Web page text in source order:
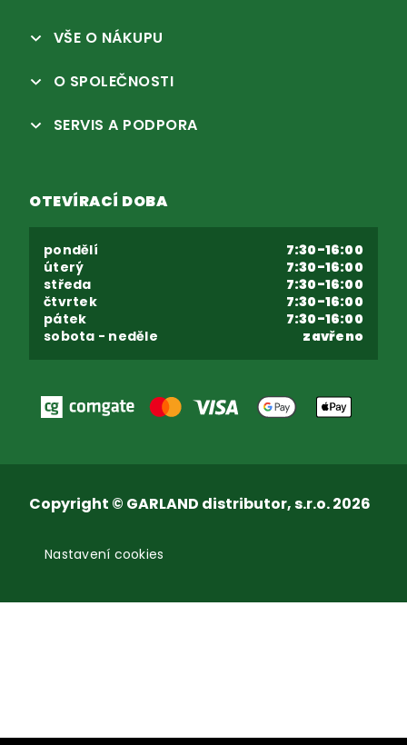
VŠE O NÁKUPU
O SPOLEČNOSTI
SERVIS A PODPORA
OTEVÍRACÍ DOBA
pondělí
7:30-16:00
úterý
7:30-16:00
středa
7:30-16:00
čtvrtek
7:30-16:00
pátek
7:30-16:00
sobota - neděle
zavřeno
Copyright © GARLAND distributor, s.r.o. 2026
Nastavení cookies